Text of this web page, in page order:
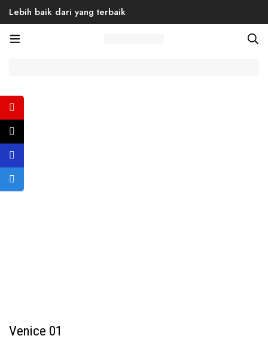
Lebih baik dari yang terbaik
Venice 01